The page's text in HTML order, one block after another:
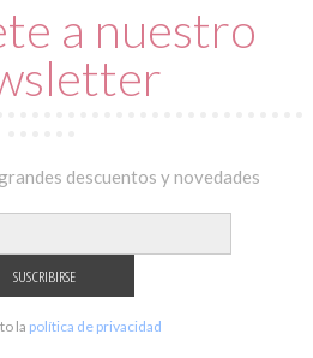
a nuestro
descuentos y novedades
la política de privacidad